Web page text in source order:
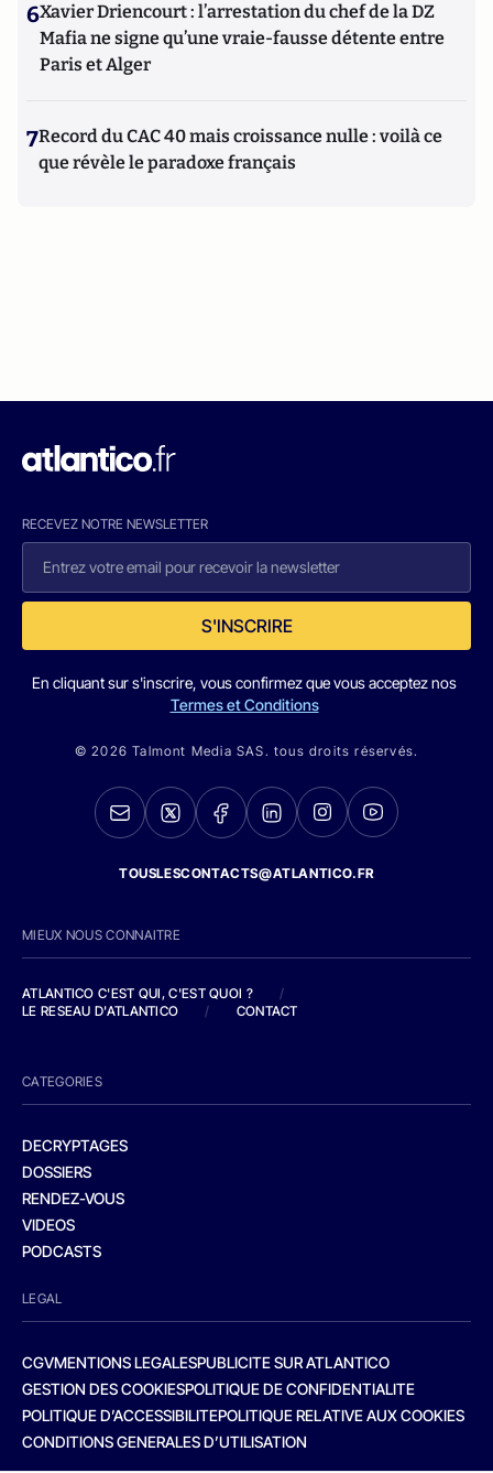
6Xavier Driencourt : l’arrestation du chef de la DZ
Mafia ne signe qu’une vraie-fausse détente entre
Paris et Alger
7Record du CAC 40 mais croissance nulle : voilà ce
que révèle le paradoxe français
RECEVEZ NOTRE NEWSLETTER
S'INSCRIRE
En cliquant sur s'inscrire, vous confirmez que vous acceptez nos
Termes et Conditions
© 2026 Talmont Media SAS. tous droits réservés.
TOUSLESCONTACTS@ATLANTICO.FR
MIEUX NOUS CONNAITRE
ATLANTICO C'EST QUI, C'EST QUOI ?
/
LE RESEAU D'ATLANTICO
/ CONTACT
CATEGORIES
DECRYPTAGES
DOSSIERS
RENDEZ-VOUS
VIDEOS
PODCASTS
LEGAL
CGVMENTIONS LEGALESPUBLICITE SUR ATLANTICO
GESTION DES COOKIESPOLITIQUE DE CONFIDENTIALITE
POLITIQUE D’ACCESSIBILITEPOLITIQUE RELATIVE AUX COOKIES
CONDITIONS GENERALES D’UTILISATION